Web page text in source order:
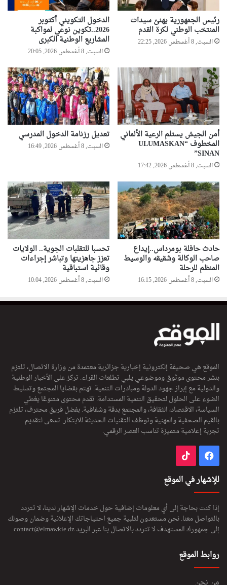
رئيس الجمهورية يهنئ سيدات
المنتخب الوطني لكرة القدم
السبت, 8 أغسطس 2026, 22:25
الدخول التكويني أكتوبر
2026..تكوين نوعي لمواكبة
المشاريع الوطنية الكبرى
السبت, 8 أغسطس 2026, 20:05
أمن الجيش يستلم الرعية الألماني
المخطوف “ULUMASKAN
SINAN”
السبت, 8 أغسطس 2026, 17:42
تعديل رزنامة الدخول المدرسي
السبت, 8 أغسطس 2026, 16:49
حادث حافلة بومرداس..إيداع
صاحب الوكالة وشقيقه والوسيط
المنظم للرحلة
السبت, 8 أغسطس 2026, 16:15
تحسبا للتقلبات الجوية.. الولايات
تعزز جاهزيتها وتباشر إجراءات
وقائية استباقية
السبت, 8 أغسطس 2026, 10:04
الموقع هي صحيفة إلكترونية إخبارية جزائرية معتمدة من وزارة الاتصال، تلتزم
بنشر محتوى موثوق وموضوعي يلبي تطلعات القراء. تركز على الأخبار الوطنية
والدولية مع إبراز جهود الدولة ومبادرات التنمية. تهتم بقضايا المجتمع وتسليط
الضوء على الحلول لتحقيق التنمية المستدامة. تقدم محتوى متنوعًا يغطي
السياسة، الاقتصاد، الثقافة، والمجتمع بدقة وشفافية. بفضل فريق محترف، تلتزم
بالقيم الصحفية والمهنية وتوظف التقنيات الحديثة للابتكار. تسعى لتقديم
تجربة إعلامية متميزة تناسب العصر الرقمي.
فيسبوك
للإشهار في الموقع
إذا كنت بحاجة إلى أي معلومات إضافية حول خدمات الإشهار لدينا، لا تتردد
بالتواصل معنا. نحن مستعدون لتلبية جميع احتياجاتك الإعلانية وضمان وصولك
إلى جمهورك المستهدف لا تتردد بالاتصال بنا عبر البريدcontact@elmawkie.dz
روابط الموقع